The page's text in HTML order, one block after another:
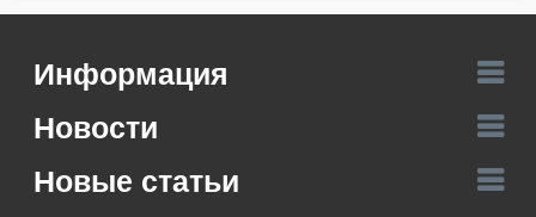
Информация
Новости
Новые статьи